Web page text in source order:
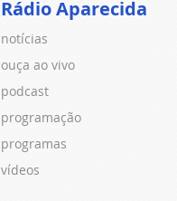
Rádio Aparecida
notícias
ouça ao vivo
podcast
programação
programas
vídeos